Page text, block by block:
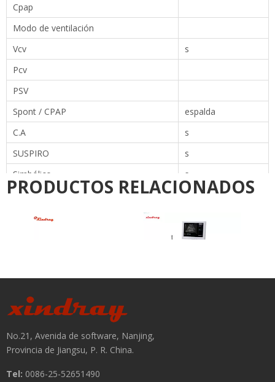
C.A
SUSPIRO
Simbólico
s
MANUAL
APRV
No invasivo (S, T, S / T)
Bipap
Sensibilidad de gatillo inspiratorio
Presión
Flujo
Suspiro veces
1-5 (cada 100
Concentración de oxígeno
48% -100%
s
s
MIRAR FURTIVAMENTE
Concentración de oxígeno
Presión de control
PRESIÓN DE APOYO
Tiempo de presión